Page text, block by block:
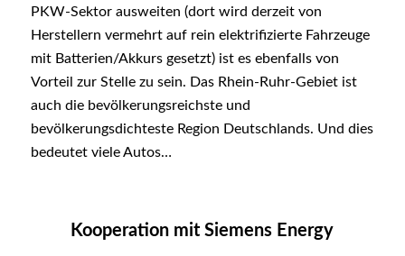
PKW-Sektor ausweiten (dort wird derzeit von
Herstellern vermehrt auf rein elektrifizierte Fahrzeuge
mit Batterien/Akkurs gesetzt) ist es ebenfalls von
Vorteil zur Stelle zu sein. Das Rhein-Ruhr-Gebiet ist
auch die bevölkerungsreichste und
bevölkerungsdichteste Region Deutschlands. Und dies
bedeutet viele Autos…
Kooperation mit Siemens Energy